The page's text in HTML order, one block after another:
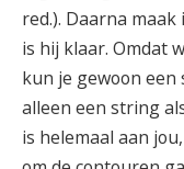
red.). Daarna
is hij klaar. Omdat
kun je gewoon
alleen een string
is helemaal aan